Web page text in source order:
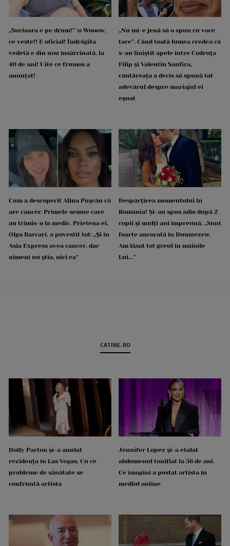
„Surioara e pe drum!” :o Wooow,
ce veste!! E oficial! Îndrăgita
vedetă e din nou însărcinată, la
40 de ani! Uite ce frumos a
anunțat!
„Nu mi-e jenă să o spun cu voce
tare”. Când toată lumea credea că
s-au liniștit apele între Codruța
Filip și Valentin Sanfira,
cântăreața a decis să spună tot
adevărul despre mariajul ei
eșuat
Cum a descoperit Alina Pușcău că
are cancer. Primele semne care
au trimis-o la medic. Prietena ei,
Olga Barcari, a povestit tot: „Și în
Asia Express avea cancer, dar
nimeni nu știa, nici ea”
Despărțirea momentului în
România! Și-au spus adio după 2
copii și mulți ani împreună. „Sunt
foarte ancorată în Dumnezeu.
Am lăsat tot greul în mâinile
Lui...”
CATINE.RO
Dolly Parton și-a anulat
rezidența în Las Vegas. Cu ce
probleme de sănătate se
confruntă artista
Jennifer Lopez și-a etalat
abdomenul tonifiat la 56 de ani.
Ce imagini a postat artista în
mediul online